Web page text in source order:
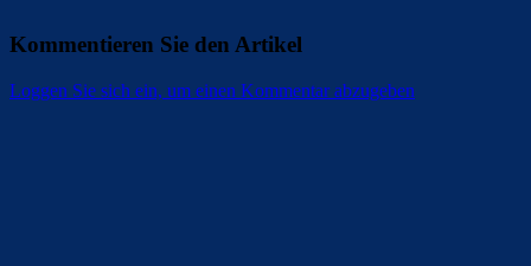
Kommentieren Sie den Artikel
Loggen Sie sich ein, um einen Kommentar abzugeben